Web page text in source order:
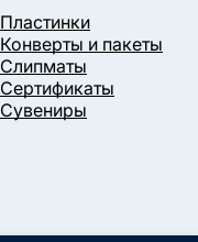
Пластинки
Конверты и пакеты
Слипматы
Сертификаты
Сувениры